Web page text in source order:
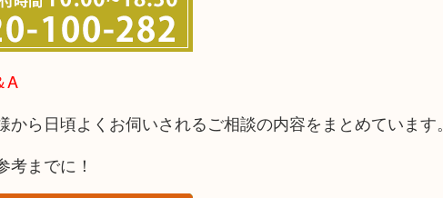
A
から日頃よくお伺いされるご相談の内容をまとめています。
考までに！